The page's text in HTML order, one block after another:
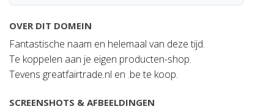
OVER DIT DOMEIN
Fantastische naam en helemaal van deze tijd.
Te koppelen aan je eigen producten-shop.
Tevens greatfairtrade.nl en .be te koop.
SCREENSHOTS & AFBEELDINGEN